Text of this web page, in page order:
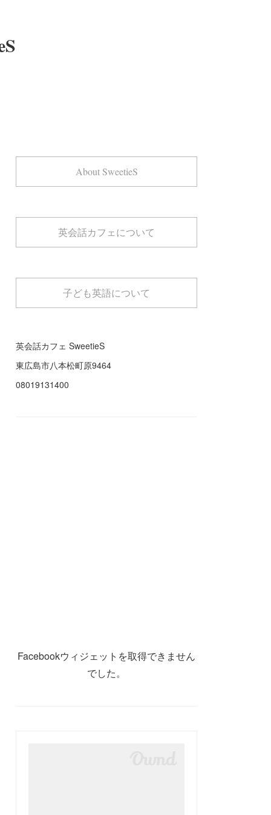
About SweetieS
英会話カフェについて
子ども英語について
英会話カフェ SweetieS
東広島市八本松町原9464
08019131400
Facebookウィジェットを取得できません
でした。